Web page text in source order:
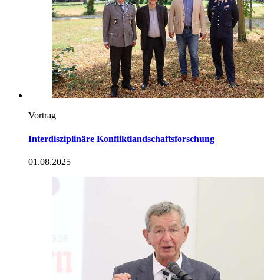
Vortrag
Interdisziplinäre Konfliktlandschaftsforschung
01.08.2025